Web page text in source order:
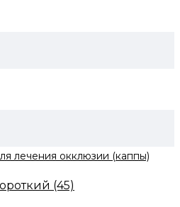
лечения окклюзии (каппы)
(45)